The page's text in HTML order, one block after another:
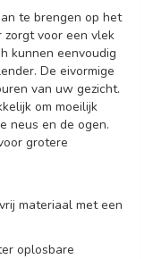
te brengen op het
zorgt voor een vlek
kunnen eenvoudig
De eivormige
van uw gezicht.
om moeilijk
neus en de ogen.
grotere
materiaal met een
oplosbare